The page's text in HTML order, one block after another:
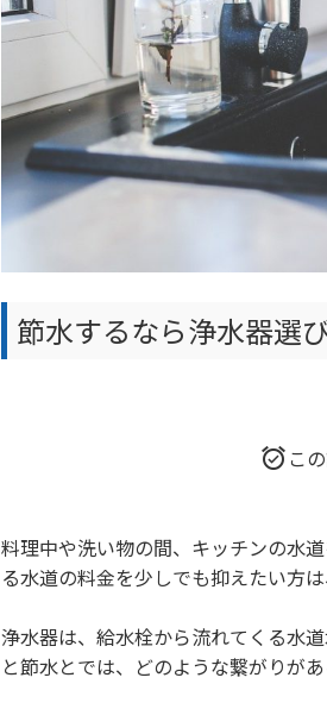
節水するなら浄水器選
こ
料理中や洗い物の間、キッチンの水
る水道の料金を少しでも抑えたい方
浄水器は、給水栓から流れてくる水
と節水とでは、どのような繋がりが